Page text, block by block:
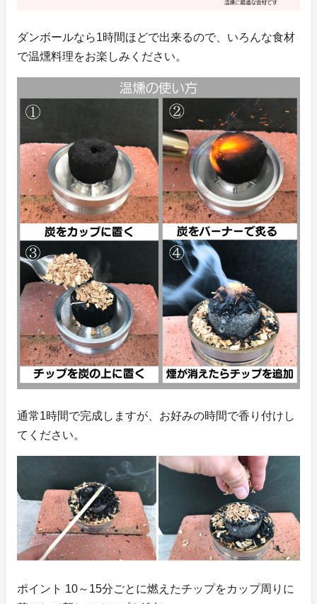
ダンボールなら1時間ほどで出来るので、いろんな食材
で温燻料理をお楽しみください。
通常1時間で完成しますが、お好みの時間で香り付けし
てください。
ポイント 10～15分ごとに燃えたチップをカップ周りに